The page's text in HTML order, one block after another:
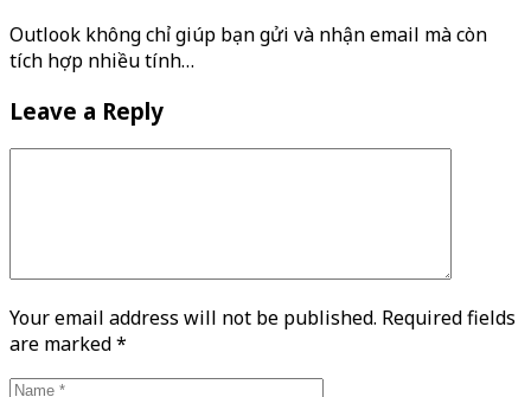
Outlook không chỉ giúp bạn gửi và nhận email mà còn
tích hợp nhiều tính…
Leave a Reply
Your email address will not be published. Required fields
are marked*